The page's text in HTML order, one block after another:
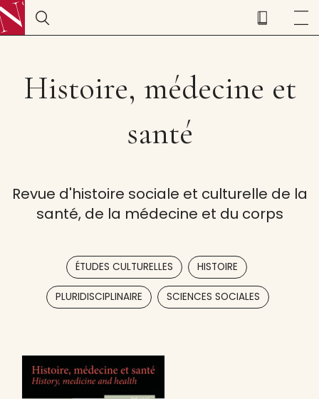
Histoire, médecine et
santé
Revue d'histoire sociale et culturelle de la
santé, de la médecine et du corps
ÉTUDES CULTURELLES HISTOIRE
PLURIDISCIPLINAIRE SCIENCES SOCIALES